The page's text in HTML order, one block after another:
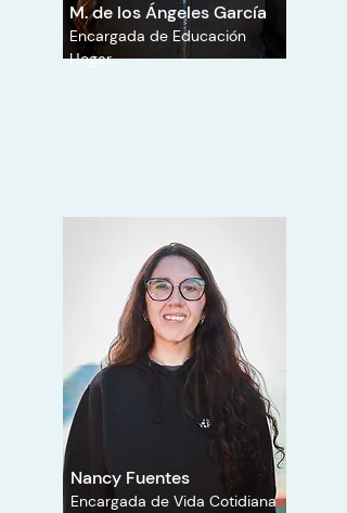
M. de los Ángeles García
Encargada de Educación
Hogar
Nancy Fuentes
Encargada de Vida Cotidiana